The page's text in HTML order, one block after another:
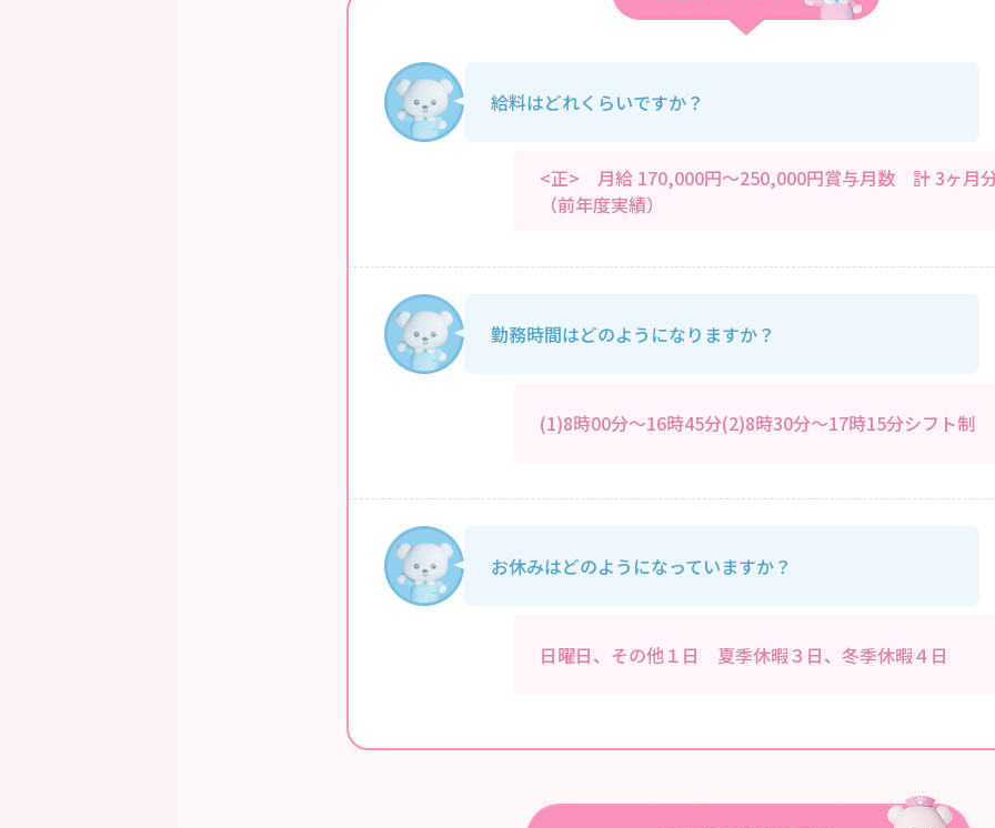
給料はどれくらいですか？
<正> 月給 170,000円～250,000円賞与月数 計 3ヶ月
（前年度実績）
勤務時間はどのようになりますか？
(1)8時00分～16時45分(2)8時30分～17時15分シフト制
お休みはどのようになっていますか？
日曜日、その他１日 夏季休暇３日、冬季休暇４日